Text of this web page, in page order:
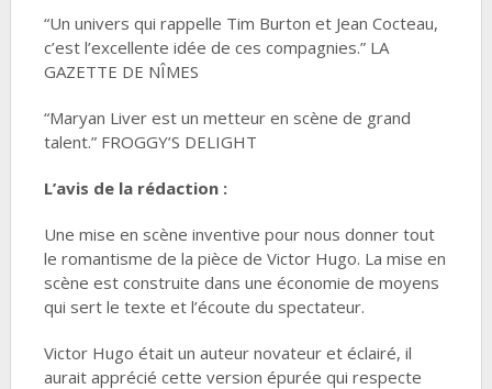
“Un univers qui rappelle Tim Burton et Jean Cocteau,
c’est l’excellente idée de ces compagnies.” LA
GAZETTE DE NÎMES
“Maryan Liver est un metteur en scène de grand
talent.” FROGGY’S DELIGHT
L’avis de la rédaction :
Une mise en scène inventive pour nous donner tout
le romantisme de la pièce de Victor Hugo. La mise en
scène est construite dans une économie de moyens
qui sert le texte et l’écoute du spectateur.
Victor Hugo était un auteur novateur et éclairé, il
aurait apprécié cette version épurée qui respecte